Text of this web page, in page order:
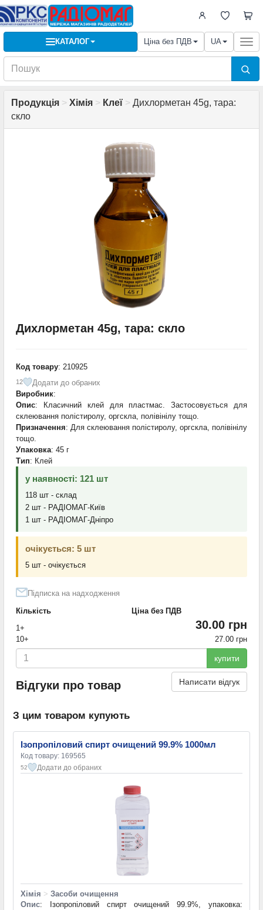
КАТАЛОГ Ціна без ПДВ UA
Продукція > Хімія > Клеї > Дихлорметан 45g, тара:
скло
Дихлорметан 45g, тара: скло
Код товару: 210925
12
Додати до обраних
Виробник:
Опис: Класичний клей для пластмас. Застосовується для
склеювання полістиролу, оргскла, полівінілу тощо.
Призначення: Для склеювання полістиролу, оргскла, полівінілу
тощо.
Упаковка: 45 г
Тип: Клей
у наявності: 121 шт
118 шт - склад
2 шт - РАДІОМАГ-Київ
1 шт - РАДІОМАГ-Дніпро
очікується: 5 шт
5 шт - очікується
Підписка на надходження
Кількість
Ціна без ПДВ
1+
30.00 грн
10+ 27.00 грн
купити
Відгуки про товар Написати відгук
З цим товаром купують
Ізопропіловий спирт очищений 99.9% 1000мл
Код товару: 169565
52 Додати до обраних
Хімія > Засоби очищення
Опис: Ізопропіловий спирт очищений 99.9%, упаковка: